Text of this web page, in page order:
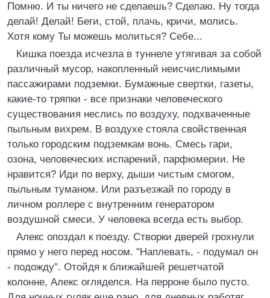
Помню. И ты ничего не сделаешь? Сделаю. Ну тогда
делай! Делай! Беги, стой, плачь, кричи, молись.
Хотя кому Ты можешь молиться? Себе...
Кишка поезда исчезла в туннеле утягивая за собой
различный мусор, накопленный неисчислимыми
пассажирами подземки. Бумажные свертки, газеты,
какие-то тряпки - все признаки человеческого
существования неслись по воздуху, подхваченные
пыльным вихрем. В воздухе стояла свойственная
только городским подземкам вонь. Смесь гари,
озона, человеческих испарений, парфюмерии. Не
нравится? Иди по верху, дыши чистым смогом,
пыльным туманом. Или разъезжай по городу в
личном роллере с внутренним генератором
воздушной смеси. У человека всегда есть выбор.
Алекс опоздал к поезду. Створки дверей грохнули
прямо у него перед носом. "Наплевать, - подумал он
- подожду". Отойдя к ближайшей решетчатой
колонне, Алекс огляделся. На перроне было пусто.